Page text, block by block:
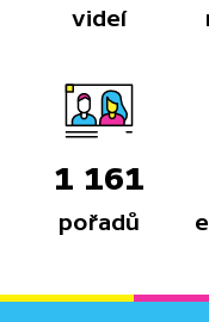
videí
1 161
pořadů